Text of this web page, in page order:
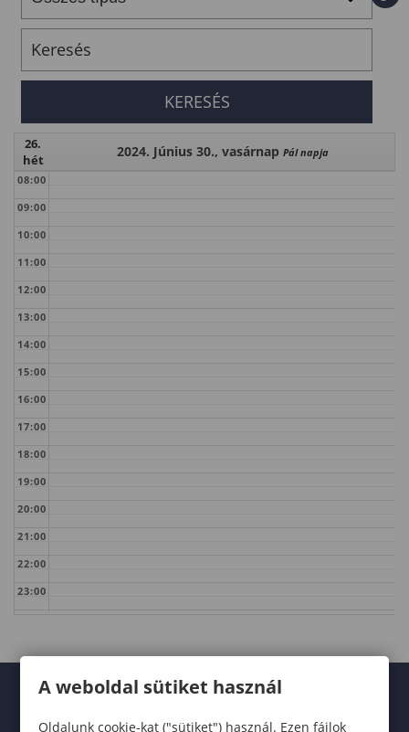
26.
hét
2024. Június 30., vasárnap Pál napja
08:00
09:00
10:00
11:00
12:00
13:00
14:00
15:00
16:00
17:00
18:00
19:00
20:00
21:00
22:00
23:00
A weboldal sütiket használ
Oldalunk cookie-kat ("sütiket") használ. Ezen fájlok